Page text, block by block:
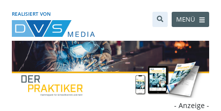
REALISIERT VON
MENÜ
- Anzeige -